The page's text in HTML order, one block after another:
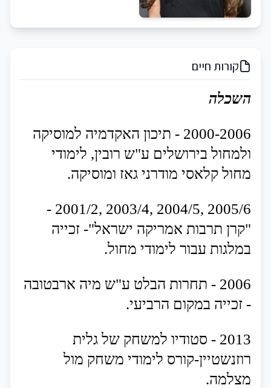
קורות חיים
השכלה
2000-2006
- תיכון האקדמיה למוסיקה
ולמחול בירושלים ע"ש רובין, לימודי
מחול קלאסי מודרני גאז ומוסיקה.
2005/6 ,2004/5 ,2003/4 ,2001/2
-
"קרן תרבות אמריקה ישראל"- זכייה
במלגות עבור לימודי מחול.
2006
- תחרות הבלט ע"ש מיה ארבטובה
- זכייה במקום הרביעי.
2013
- סטודיו למשחק של גלית
רוזנשטיין-קורס לימודי משחק מול
מצלמה.